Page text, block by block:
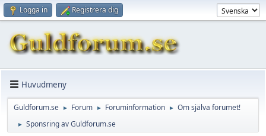
Logga in Registrera dig
Huvudmeny
Guldforum.se ► Forum ► Foruminformation ► Om själva forumet!
► Sponsring av Guldforum.se